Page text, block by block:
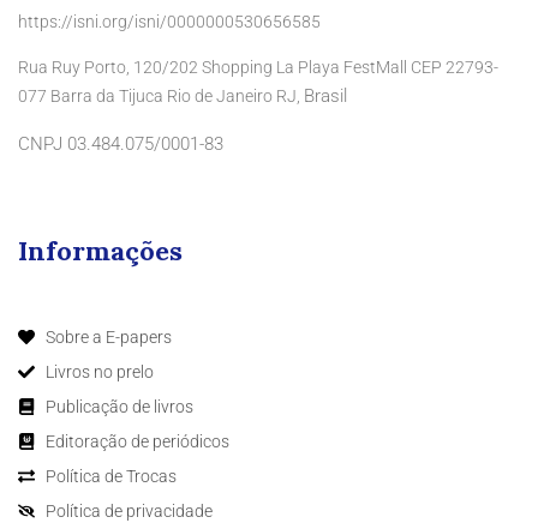
https://isni.org/isni/0000000530656585
Rua Ruy Porto, 120/202 Shopping La Playa FestMall CEP 22793-
077 Barra da Tijuca Rio de Janeiro RJ, Brasil
CNPJ 03.484.075/0001-83
Informações
Sobre a E-papers
Livros no prelo
Publicação de livros
Editoração de periódicos
Política de Trocas
Política de privacidade